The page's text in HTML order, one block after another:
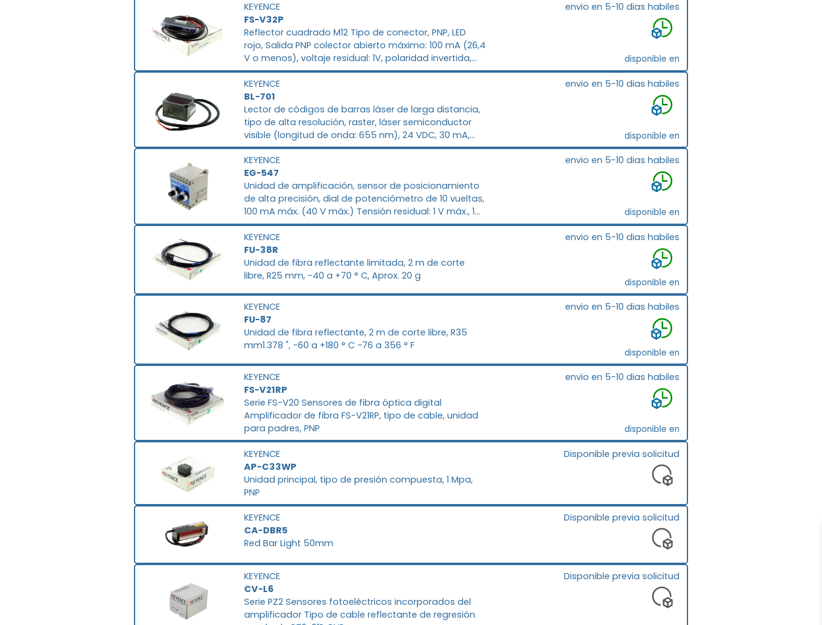
KEYENCE
FS-V32P
Reflector cuadrado M12 Tipo de conector, PNP, LED
rojo, Salida PNP colector abierto máximo: 100 mA (26,4
V o menos), voltaje residual: 1V, polaridad invertida,
protección de sobreintensidad, amortiguador, 12 a 24
VDC ± 10%, ondulación (PP) 10% o menos, má
envio en 5-10 dias habiles
disponible en
KEYENCE
BL-701
Lector de códigos de barras láser de larga distancia,
tipo de alta resolución, raster, láser semiconductor
visible (longitud de onda: 655 nm), 24 VDC, 30 mA,
IP65, 0 a +40 ° C 32 a 104 ° F
envio en 5-10 dias habiles
disponible en
KEYENCE
EG-547
Unidad de amplificación, sensor de posicionamiento
de alta precisión, dial de potenciómetro de 10 vueltas,
100 mA máx. (40 V máx.) Tensión residual: 1 V máx., 1
ms, 24 V CC, 110/120/220/240 V CA ± 10%, 50/60 Hz, 0 a
+50 ° C 32 a 122 ° F
envio en 5-10 dias habiles
disponible en
KEYENCE
FU-38R
Unidad de fibra reflectante limitada, 2 m de corte
libre, R25 mm, -40 a +70 ° C, Aprox. 20 g
envio en 5-10 dias habiles
disponible en
KEYENCE
FU-87
Unidad de fibra reflectante, 2 m de corte libre, R35
mm1.378 ", -60 a +180 ° C -76 a 356 ° F
envio en 5-10 dias habiles
disponible en
KEYENCE
FS-V21RP
Serie FS-V20 Sensores de fibra óptica digital
Amplificador de fibra FS-V21RP, tipo de cable, unidad
para padres, PNP
envio en 5-10 dias habiles
disponible en
KEYENCE
AP-C33WP
Unidad principal, tipo de presión compuesta, 1 Mpa,
PNP
Disponible previa solicitud
KEYENCE
CA-DBR5
Red Bar Light 50mm
Disponible previa solicitud
KEYENCE
CV-L6
Serie PZ2 Sensores fotoeléctricos incorporados del
amplificador Tipo de cable reflectante de regresión
Disponible previa solicitud